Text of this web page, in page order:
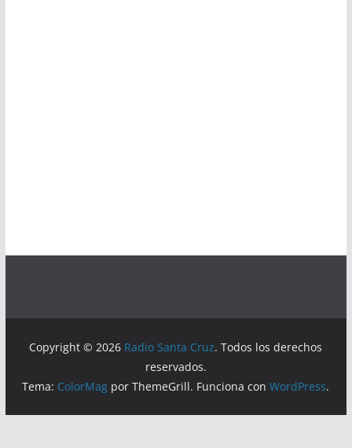
Copyright © 2026 Radio Santa Cruz. Todos los derechos
reservados.
Tema: ColorMag por ThemeGrill. Funciona conWordPress.